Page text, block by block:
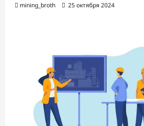
mining_broth 25 октября 2024